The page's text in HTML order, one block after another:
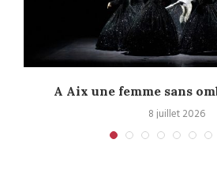
A Aix une femme sans
8 juillet 2026